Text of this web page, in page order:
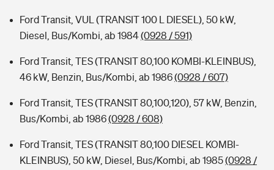
Ford Transit, VUL (TRANSIT 100 L DIESEL), 50 kW,
Diesel, Bus/Kombi, ab 1984(0928 / 591)
Ford Transit, TES (TRANSIT 80,100 KOMBI-KLEINBUS),
46 kW, Benzin, Bus/Kombi, ab 1986(0928 / 607)
Ford Transit, TES (TRANSIT 80,100,120), 57 kW, Benzin,
Bus/Kombi, ab 1986(0928 / 608)
Ford Transit, TES (TRANSIT 80,100 DIESEL KOMBI-
KLEINBUS), 50 kW, Diesel, Bus/Kombi, ab 1985(0928 /